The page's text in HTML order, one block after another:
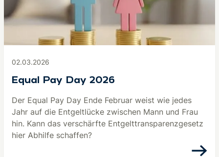
02.03.2026
Equal Pay Day 2026
Der Equal Pay Day Ende Februar weist wie jedes
Jahr auf die Entgeltlücke zwischen Mann und Frau
hin. Kann das verschärfte Entgelttransparenzgesetz
hier Abhilfe schaffen?